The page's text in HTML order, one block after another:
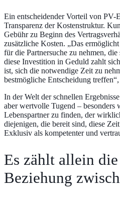
Ein entscheidender Vorteil von PV-
Transparenz der Kostenstruktur.
Gebühr zu Beginn des
zusätzliche Kosten. „Das
für die Partnersuche zu nehmen,
diese Investition in Geduld zahlt
ist, sich die notwendige Zeit zu
bestmögliche Entscheidung
In der Welt der schnellen
aber wertvolle Tugend – besonders
Lebenspartner zu finden, der
diejenigen, die bereit sind, diese
Exklusiv als kompetenter und
Es zählt allein
Beziehung